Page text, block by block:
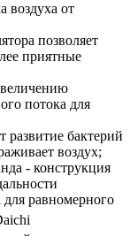
воздуха от
позволяет
приятные
потока для
бактерий
воздух;
- конструкция
для равномерного